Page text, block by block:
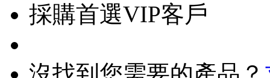
採購首選VIP客戶